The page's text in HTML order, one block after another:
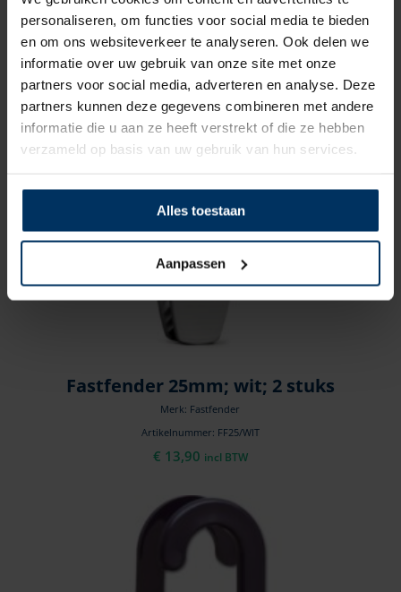
personaliseren, om functies voor social media te bieden
en om ons websiteverkeer te analyseren. Ook delen we
informatie over uw gebruik van onze site met onze
partners voor social media, adverteren en analyse. Deze
partners kunnen deze gegevens combineren met andere
informatie die u aan ze heeft verstrekt of die ze hebben
verzameld op basis van uw gebruik van hun services.
Alles toestaan
Aanpassen
Fastfender 40mm; zwart; 2 stuks
€ 32,20 incl BTW
Fastfender 25mm; wit; 2 stuks
Merk: Fastfender
Artikelnummer: FF25/WIT
€ 13,90 incl BTW